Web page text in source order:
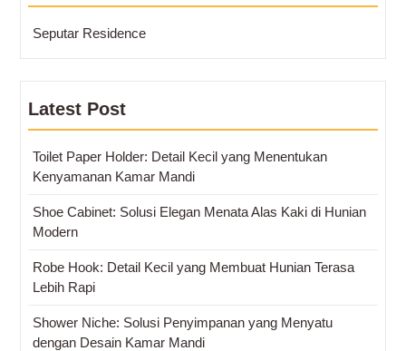
Seputar Residence
Latest Post
Toilet Paper Holder: Detail Kecil yang Menentukan
Kenyamanan Kamar Mandi
Shoe Cabinet: Solusi Elegan Menata Alas Kaki di Hunian
Modern
Robe Hook: Detail Kecil yang Membuat Hunian Terasa
Lebih Rapi
Shower Niche: Solusi Penyimpanan yang Menyatu
dengan Desain Kamar Mandi